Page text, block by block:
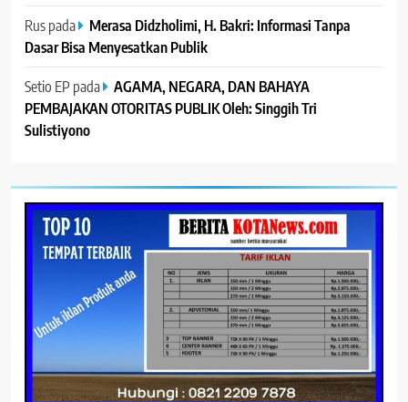
Ruspada
Merasa Didzholimi, H. Bakri: Informasi Tanpa
Dasar Bisa Menyesatkan Publik
Setio EP pada
AGAMA, NEGARA, DAN BAHAYA
PEMBAJAKAN OTORITAS PUBLIK Oleh: Singgih Tri
Sulistiyono